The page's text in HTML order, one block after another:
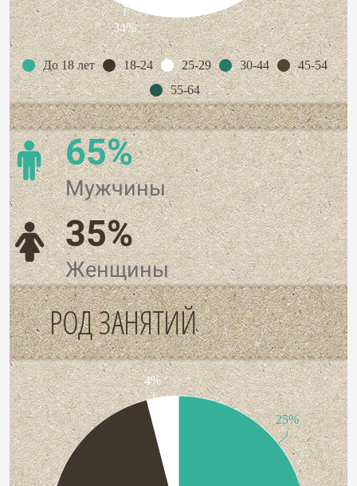
До 18 лет 18-24 25-29 30-44
45-54
55-64
34%
65%
Мужчины
35%
Женщины
РОД ЗАНЯТИЙ
25%
4%